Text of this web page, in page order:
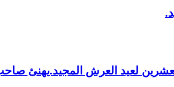
لعيد العرش المجيد.يهنئ